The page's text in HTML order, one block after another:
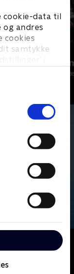
cookie-data til
andres
cookies
samtykke
i
Lasse Svan
Håndbold • 1